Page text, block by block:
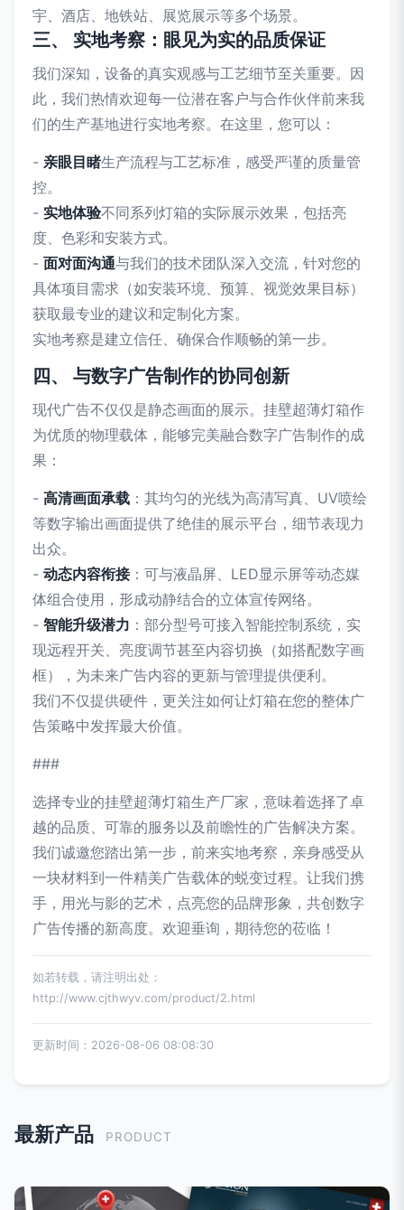
宇、酒店、地铁站、展览展示等多个场景。
三、 实地考察：眼见为实的品质保证
我们深知，设备的真实观感与工艺细节至关重要。因
此，我们热情欢迎每一位潜在客户与合作伙伴前来我
们的生产基地进行实地考察。在这里，您可以：
- 亲眼目睹生产流程与工艺标准，感受严谨的质量管
控。
- 实地体验不同系列灯箱的实际展示效果，包括亮
度、色彩和安装方式。
- 面对面沟通与我们的技术团队深入交流，针对您的
具体项目需求（如安装环境、预算、视觉效果目标）
获取最专业的建议和定制化方案。
实地考察是建立信任、确保合作顺畅的第一步。
四、 与数字广告制作的协同创新
现代广告不仅仅是静态画面的展示。挂壁超薄灯箱作
为优质的物理载体，能够完美融合数字广告制作的成
果：
- 高清画面承载 ：其均匀的光线为高清写真、UV喷绘
等数字输出画面提供了绝佳的展示平台，细节表现力
出众。
- 动态内容衔接：可与液晶屏、LED显示屏等动态媒
体组合使用，形成动静结合的立体宣传网络。
- 智能升级潜力 ：部分型号可接入智能控制系统，实
现远程开关、亮度调节甚至内容切换（如搭配数字画
框），为未来广告内容的更新与管理提供便利。
我们不仅提供硬件，更关注如何让灯箱在您的整体广
告策略中发挥最大价值。
###
选择专业的挂壁超薄灯箱生产厂家，意味着选择了卓
越的品质、可靠的服务以及前瞻性的广告解决方案。
我们诚邀您踏出第一步，前来实地考察，亲身感受从
一块材料到一件精美广告载体的蜕变过程。让我们携
手，用光与影的艺术，点亮您的品牌形象，共创数字
广告传播的新高度。欢迎垂询，期待您的莅临！
如若转载，请注明出处：
http://www.cjthwyv.com/product/2.html
更新时间：2026-08-06 08:08:30
最新产品 PRODUCT